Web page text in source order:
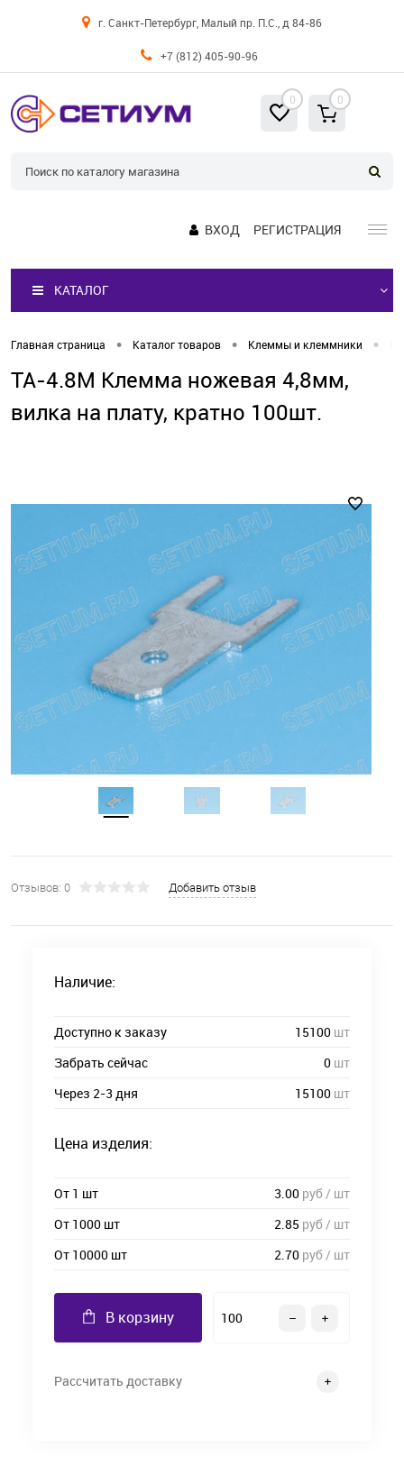
г. Санкт-Петербург, Малый пр. П.С., д 84-86
+7 (812) 405-90-96
0 0
ВХОД РЕГИСТРАЦИЯ
КАТАЛОГ
Главная страница • Каталог товаров • Клеммы и клеммники •
TA-4.8M Клемма ножевая 4,8мм,
вилка на плату, кратно 100шт.
Отзывов: 0 Добавить отзыв
Наличие:
Доступно к заказу 15100 шт
Забрать сейчас
0 шт
Через 2-3 дня
15100 шт
Цена изделия:
От 1 шт 3.00 руб / шт
От 1000 шт
2.85 руб / шт
От 10000 шт
2.70 руб / шт
В корзину
Рассчитать доставку